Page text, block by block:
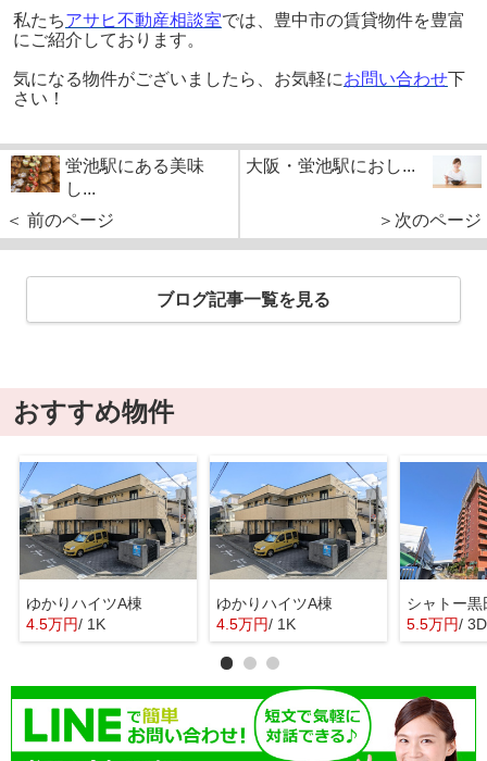
私たちアサヒ不動産相談室では、豊中市の賃貸物件を豊富
にご紹介しております。
気になる物件がございましたら、お気軽にお問い合わせ下
さい！
蛍池駅にある美味
し...
＜ 前のページ
大阪・蛍池駅におし...
＞次のページ
ブログ記事一覧を見る
おすすめ物件
ゆかりハイツA棟
4.5万円/ 1K
ゆかりハイツA棟
4.5万円/ 1K
シャトー黒
5.5万円/